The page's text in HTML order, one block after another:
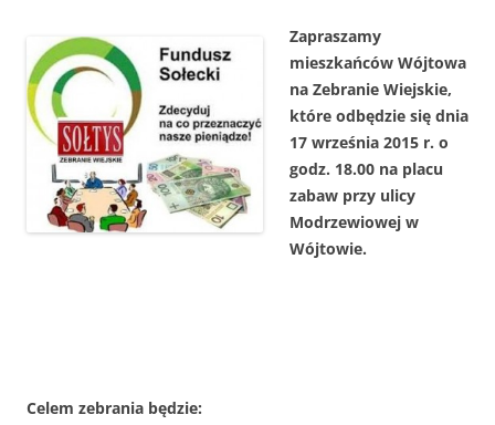
Zapraszamy
mieszkańców Wójtowa
na Zebranie Wiejskie,
które odbędzie się dnia
17 września 2015 r. o
godz. 18.00 na placu
zabaw przy ulicy
Modrzewiowej w
Wójtowie.
Celem zebrania będzie: